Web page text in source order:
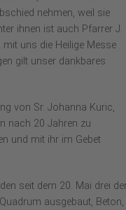
nehmen, weil sie
ihnen ist auch Pfarrer J.
mit uns die Heilige Messe
gilt unser dankbares
von Sr. Johanna Kuric,
nach 20 Jahren zu
und mit ihr im Gebet
seit dem 20. Mai drei
ausgebaut, Beton,